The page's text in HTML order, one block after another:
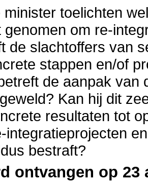
minister toelichten
genomen om re-
de slachtoffers van
stappen en/of
de aanpak van
Kan hij dit
resultaten tot
integratieprojecten
bestraft?
ontvangen op 23